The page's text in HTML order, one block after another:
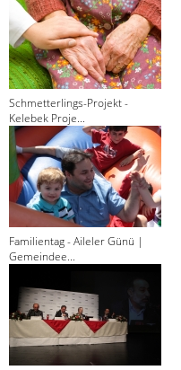
Schmetterlings-Projekt -
Kelebek Proje...
Familientag - Aileler Günü |
Gemeindee...